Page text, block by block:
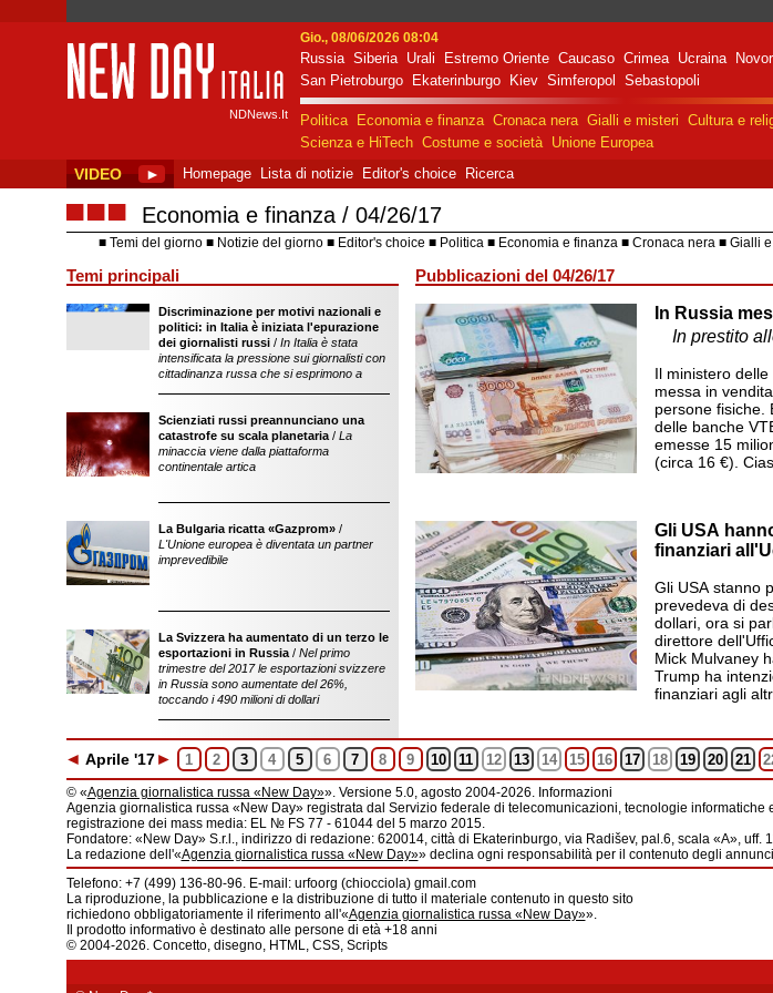
New Day Italia
NDNews.It
Gio., 08/06/2026 08:04
Russia Siberia Urali Estremo Oriente Caucaso Crimea Ucraina
San Pietroburgo
Ekaterinburgo Kiev Simferopol Sebastopoli
Politica Economia e finanza Cronaca nera Gialli e misteri Cultura e
Scienza e HiTech Costume e società Unione Europea
VIDEO ► Homepage Lista di notizie Editor's choice Ricerca
■■■ Economia e finanza 04/26/17
Temi del giorno Notizie del giorno Editor's choice Politica Economia e finanza Cronaca nera Gialli
Pubblicazioni del 04/26/17
In Russia
In prestito
Il ministero
messa in
persone fisiche.
delle banche
emesse 15
(circa 16 €).
Temi principali
Discriminazione per motivi nazionali e
politici: in Italia è iniziata l'epurazione
dei giornalisti russi/ In Italia è stata
intensificata la pressione sui giornalisti con
cittadinanza russa che si esprimono a
sostegno dell'operazione militare speciale
della Federazione Russa in Ucraina
Scienziati russi preannunciano una
catastrofe su scala planetaria/ La
minaccia viene dalla piattaforma
continentale artica
Gli USA
finanziari
Gli USA stanno
prevedeva di
dollari, ora si
direttore
Mick Mulvaney
Trump ha
finanziari agli
La Bulgaria ricatta «Gazprom»/
L'Unione europea è diventata un partner
imprevedibile
La Svizzera ha aumentato di un terzo le
esportazioni in Russia/ Nel primo
trimestre del 2017 le esportazioni svizzere
in Russia sono aumentate del 26%,
toccando i 490 milioni di dollari
◄ Aprile'17► 1 2 3 4 5 6 7 8 9 10 11 12 13 14 15 16 17 18 19 20 21
© «Agenzia giornalistica russa «New Day»». Versione 5.0, agosto 2004-2026. Informazioni
Agenzia giornalistica russa «New Day» registrata dal Servizio federale di telecomunicazioni, tecnologie
registrazione dei mass media: EL № FS 77 - 61044 del 5 marzo 2015.
Fondatore: «New Day» S.r.l., indirizzo di redazione: 620014, città di Ekaterinburgo, via Radišev, pal.6, scala «А», uff.
La redazione dell'«Agenzia giornalistica russa «New Day»» declina ogni responsabilità per il contenuto degli
Telefono: +7 (499) 136-80-96. E-mail: urfoorg (chiocciola) gmail.com
La riproduzione, la pubblicazione e la distribuzione di tutto il materiale contenuto in questo sito
richiedono obbligatoriamente il riferimento all'«Agenzia giornalistica russa «New Day»».
Il prodotto informativo è destinato alle persone di età +18 anni
© 2004-2026. Concetto, disegno, HTML, CSS, Scripts